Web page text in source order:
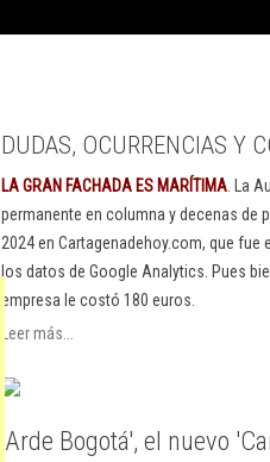
DUDAS, OCURRENCIAS Y
LA GRAN FACHADA ES MARÍTIMA . La
permanente en columna y decenas
2024 en Cartagenadehoy.com, que
los datos de Google Analytics. Pues
empresa le costó 180 euros.
Leer más...
'Arde Bogotá', el nuevo